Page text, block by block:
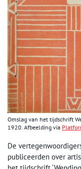
Omslag van het tijdschrift
1920. Afbeelding via
De
publiceerden over